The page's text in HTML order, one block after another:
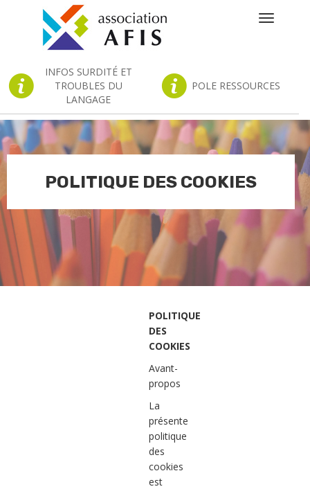
Toggle
INFOS SURDITÉ ET
TROUBLES DU
LANGAGE
POLE RESSOURCES
POLITIQUE DES COOKIES
POLITIQUE
DES
COOKIES
Avant-
propos
La
présente
politique
des
cookies
est